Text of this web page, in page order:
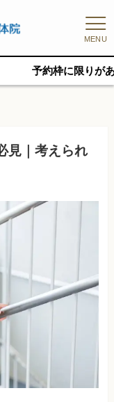
MENU
枠に限りがあるため、
見｜考えられ